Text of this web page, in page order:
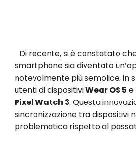
Di recente, si è constatato
smartphone sia diventato
notevolmente più semplice, in
utenti di dispositiviWear OS 5 e
Pixel Watch 3. Questa
sincronizzazione tra dispositivi
problematica rispetto al